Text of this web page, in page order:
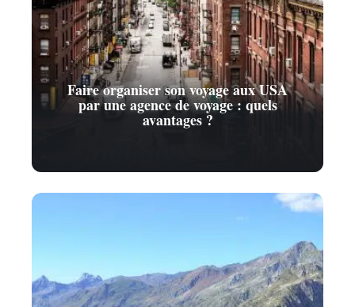
Faire organiser son voyage aux USA
par une agence de voyage : quels
avantages ?